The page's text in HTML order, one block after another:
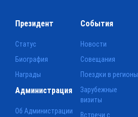
Президент
Статус
Биография
Награды
События
Новости
Совещания
Поездки в регионы
Зарубежные
визиты
Встречи с
Администрация
Об Администрации